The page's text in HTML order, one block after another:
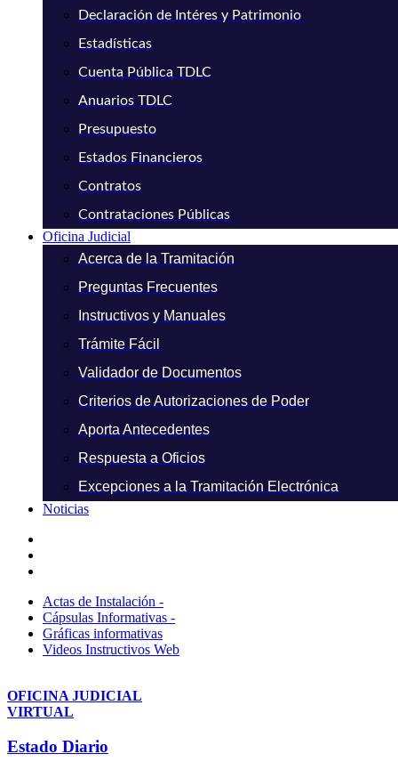
Declaración de Intéres y Patrimonio
Estadísticas
Cuenta Pública TDLC
Anuarios TDLC
Presupuesto
Estados Financieros
Contratos
Contrataciones Públicas
Oficina Judicial
Acerca de la Tramitación
Preguntas Frecuentes
Instructivos y Manuales
Trámite Fácil
Validador de Documentos
Criterios de Autorizaciones de Poder
Aporta Antecedentes
Respuesta a Oficios
Excepciones a la Tramitación Electrónica
Noticias
Actas de Instalación -
Cápsulas Informativas -
Gráficas informativas
Videos Instructivos Web
OFICINA JUDICIAL
VIRTUAL
Estado Diario